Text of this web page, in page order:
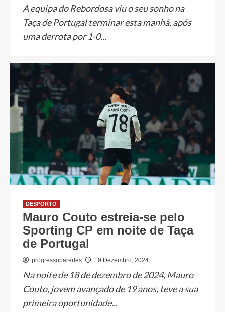
A equipa do Rebordosa viu o seu sonho na
Taça de Portugal terminar esta manhã, após
uma derrota por 1-0...
DESPORTO
Mauro Couto estreia-se pelo
Sporting CP em noite de Taça
de Portugal
progressoparedes 19 Dezembro, 2024
Na noite de 18 de dezembro de 2024, Mauro
Couto, jovem avançado de 19 anos, teve a sua
primeira oportunidade...